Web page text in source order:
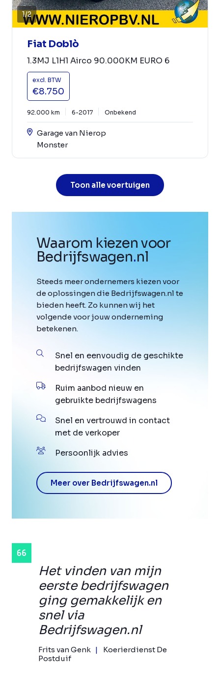
1/2
Fiat Doblò
1.3MJ L1H1 Airco 90.000KM EURO 6
excl. BTW
€8.750
92.000 km 6-2017 Onbekend
Garage van Nierop
Monster
Toon alle voertuigen
Het vinden van mijn
eerste bedrijfswagen
ging gemakkelijk en
snel via
Bedrijfswagen.nl
Frits van Genk
Koerierdienst De
Postduif
Waarom kiezen voor
Bedrijfswagen.nl
Steeds meer ondernemers kiezen voor
de oplossingen die Bedrijfswagen.nl te
bieden heeft. Zo kunnen wij het
volgende voor jouw onderneming
betekenen.
Snel en eenvoudig de geschikte
bedrijfswagen vinden
Ruim aanbod nieuw en
gebruikte bedrijfswagens
Snel en vertrouwd in contact
met de verkoper
Persoonlijk advies
Meer over Bedrijfswagen.nl